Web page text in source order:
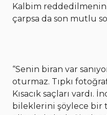
Kalbim
çarpsa da son mutlu
“Senin biran var
oturmaz. Tıpkı
Kısacık saçları vardı.
bileklerini şöylece bir